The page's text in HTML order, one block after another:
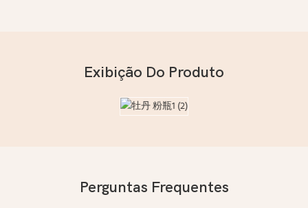
Exibição Do Produto
Perguntas Frequentes